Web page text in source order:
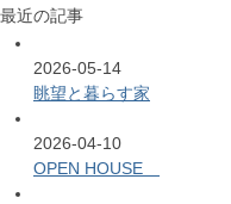
最近の記事
2026-05-14
眺望と暮らす家
2026-04-10
OPEN HOUSE